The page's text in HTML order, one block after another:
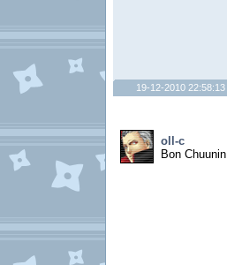
19-12-2010 22:58:13
oll-c
Bon Chuunin